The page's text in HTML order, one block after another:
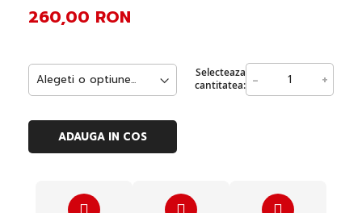
Selecteaza
cantitatea: - +
260,00 RON
ADAUGA IN COS